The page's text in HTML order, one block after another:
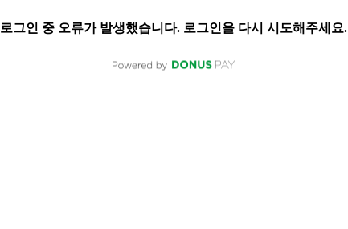
로그인 중 오류가 발생했습니다. 로그인을 다시 시도해주세요.